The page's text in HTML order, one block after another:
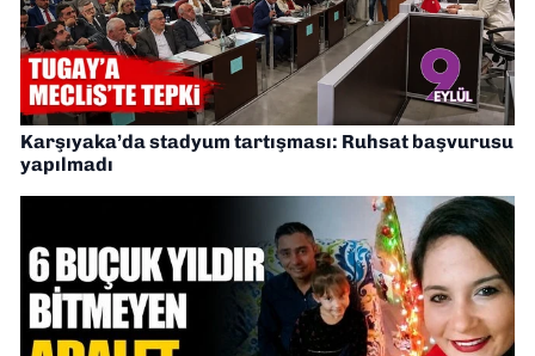
Karşıyaka’da stadyum tartışması: Ruhsat başvurusu
yapılmadı